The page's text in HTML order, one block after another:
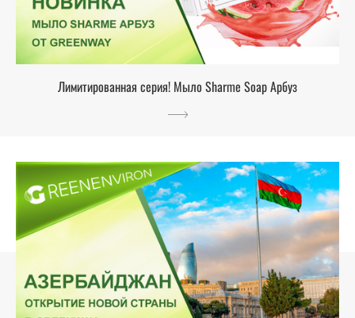
Лимитированная серия! Мыло Sharme Soap Арбуз